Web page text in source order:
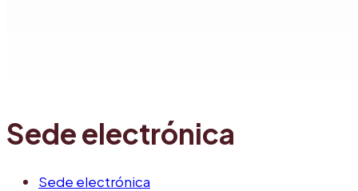
Sede electrónica
Sede electrónica